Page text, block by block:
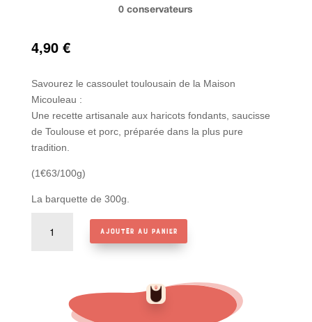
0 conservateurs
4,90 €
Savourez le cassoulet toulousain de la Maison
Micouleau :
Une recette artisanale aux haricots fondants, saucisse
de Toulouse et porc, préparée dans la plus pure
tradition.
(1€63/100g)
La barquette de 300g.
Ajouter au panier